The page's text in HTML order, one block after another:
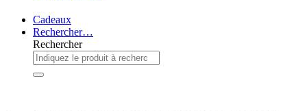
Cadeaux
Rechercher…
Rechercher